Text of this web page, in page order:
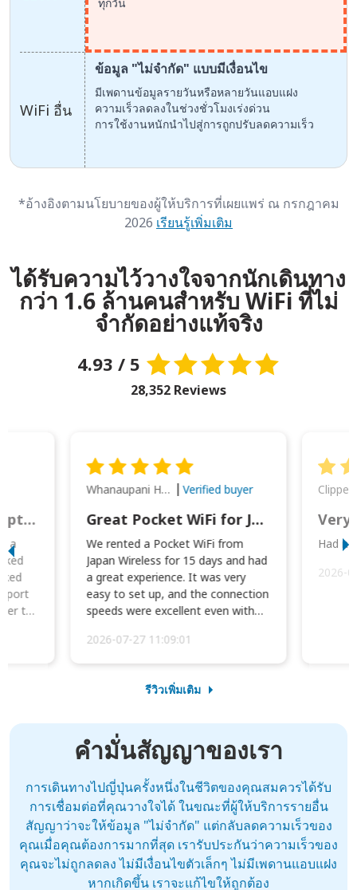
WiFi อื่น
ข้อมูล "ไม่จำกัด" แบบมีเงื่อนไข
มีเพดานข้อมูลรายวันหรือหลายวันแอบแฝง
ความเร็วลดลงในช่วงชั่วโมงเร่งด่วน
การใช้งานหนักนำไปสู่การถูกปรับลดความเร็ว
*อ้างอิงตามนโยบายของผู้ให้บริการที่เผยแพร่ ณ กรกฎาคม
2026 เรียนรู้เพิ่มเติม
ได้รับความไว้วางใจจากนักเดินทาง
กว่า 1.6 ล้านคนสำหรับ WiFi ที่ไม่
จำกัดอย่างแท้จริง
4.93 / 5
28,352 Reviews
This was wonderful option to a family of four. Everything worked smoothly.
a
to
Whanaupani Henry Joseph Macown Verified buyer
Great Pocket WiFi for Japan Travel
We rented a Pocket WiFi from
Japan Wireless for 15 days and had
a great experience. It was very
easy to set up, and the connection
speeds were excellent even with
2026-07-27 11:09:01
Very
Had
2026-
รีวิวเพิ่มเติม
คำมั่นสัญญาของเรา
การเดินทางไปญี่ปุ่นครั้งหนึ่งในชีวิตของคุณสมควรได้รับ
การเชื่อมต่อที่คุณวางใจได้ ในขณะที่ผู้ให้บริการรายอื่น
สัญญาว่าจะให้ข้อมูล "ไม่จำกัด" แต่กลับลดความเร็วของ
คุณเมื่อคุณต้องการมากที่สุด เรารับประกันว่าความเร็วของ
คุณจะไม่ถูกลดลง ไม่มีเงื่อนไขตัวเล็กๆ ไม่มีเพดานแอบแฝง
หากเกิดขึ้น เราจะแก้ไขให้ถูกต้อง